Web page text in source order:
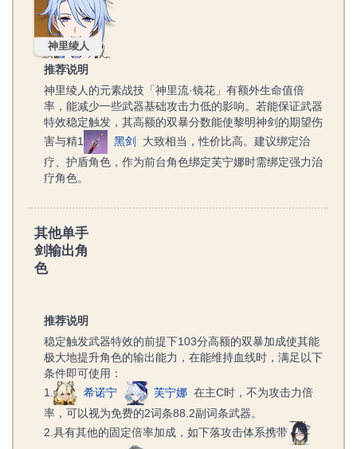
神里绫人
推荐说明
神里绫人的元素战技「神里流·镜花」有额外生命值倍
率，能减少一些武器基础攻击力低的影响。若能保证武器
特效稳定触发，其高额的双暴分数能使黎明神剑的期望伤
害与精1
黑剑
大致相当，性价比高。建议绑定治
疗、护盾角色，作为前台角色绑定芙宁娜时需绑定强力治
疗角色。
其他单手
剑输出角
色
推荐说明
稳定触发武器特效的前提下103分高额的双暴加成使其能
极大地提升角色的输出能力，在能维持血线时，满足以下
条件即可使用：
1.
希诺宁 芙宁娜 在主C时，不为攻击力倍
率，可以视为免费的2词条88.2副词条武器。
2.具有其他的固定倍率加成，如下落攻击体系携带